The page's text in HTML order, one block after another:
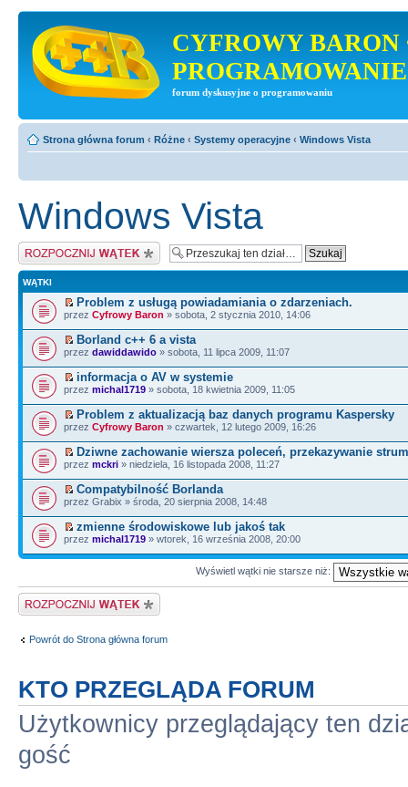
CYFROWY BARON
PROGRAMOWANIE
forum dyskusyjne o programowaniu
Strona główna forum ‹ Różne ‹ Systemy operacyjne ‹ Windows Vista
Windows Vista
Napisz wątek
WĄTKI
Problem z usługą powiadamiania o zdarzeniach.
przez Cyfrowy Baron » sobota, 2 stycznia 2010, 14:06
Borland c++ 6 a vista
przez dawiddawido » sobota, 11 lipca 2009, 11:07
informacja o AV w systemie
przez michal1719 » sobota, 18 kwietnia 2009, 11:05
Problem z aktualizacją baz danych programu Kaspersky
przez Cyfrowy Baron » czwartek, 12 lutego 2009, 16:26
Dziwne zachowanie wiersza poleceń, przekazywanie
przez mckri » niedziela, 16 listopada 2008, 11:27
Compatybilność Borlanda
przez Grabix » środa, 20 sierpnia 2008, 14:48
zmienne środowiskowe lub jakoś tak
przez michal1719 » wtorek, 16 września 2008, 20:00
Wyświetl wątki nie starsze niż:
Napisz wątek
Powrót do Strona główna forum
KTO PRZEGLĄDA FORUM
Użytkownicy przeglądający ten
gość